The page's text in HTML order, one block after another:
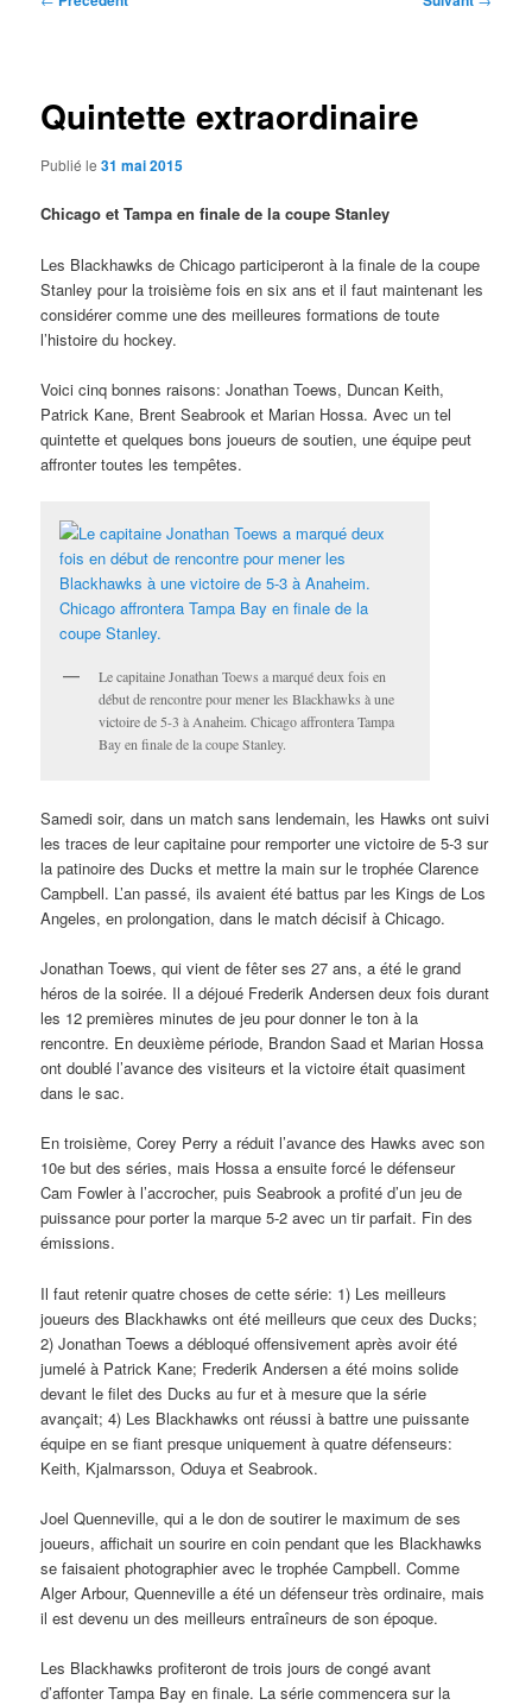
Quintette extraordinaire
Publié le31 mai 2015
Chicago et Tampa en finale de la coupe Stanley
Les Blackhawks de Chicago participeront à la finale de la coupe
Stanley pour la troisième fois en six ans et il faut maintenant les
considérer comme une des meilleures formations de toute
l’histoire du hockey.
Voici cinq bonnes raisons: Jonathan Toews, Duncan Keith,
Patrick Kane, Brent Seabrook et Marian Hossa. Avec un tel
quintette et quelques bons joueurs de soutien, une équipe peut
affronter toutes les tempêtes.
Le capitaine Jonathan Toews a marqué deux fois en
début de rencontre pour mener les Blackhawks à une
victoire de 5-3 à Anaheim. Chicago affrontera Tampa
Bay en finale de la coupe Stanley.
Samedi soir, dans un match sans lendemain, les Hawks ont suivi
les traces de leur capitaine pour remporter une victoire de 5-3 sur
la patinoire des Ducks et mettre la main sur le trophée Clarence
Campbell. L’an passé, ils avaient été battus par les Kings de Los
Angeles, en prolongation, dans le match décisif à Chicago.
Jonathan Toews, qui vient de fêter ses 27 ans, a été le grand
héros de la soirée. Il a déjoué Frederik Andersen deux fois durant
les 12 premières minutes de jeu pour donner le ton à la
rencontre. En deuxième période, Brandon Saad et Marian Hossa
ont doublé l’avance des visiteurs et la victoire était quasiment
dans le sac.
En troisième, Corey Perry a réduit l’avance des Hawks avec son
10e but des séries, mais Hossa a ensuite forcé le défenseur
Cam Fowler à l’accrocher, puis Seabrook a profité d’un jeu de
puissance pour porter la marque 5-2 avec un tir parfait. Fin des
émissions.
Il faut retenir quatre choses de cette série: 1) Les meilleurs
joueurs des Blackhawks ont été meilleurs que ceux des Ducks;
2) Jonathan Toews a débloqué offensivement après avoir été
jumelé à Patrick Kane; Frederik Andersen a été moins solide
devant le filet des Ducks au fur et à mesure que la série
avançait; 4) Les Blackhawks ont réussi à battre une puissante
équipe en se fiant presque uniquement à quatre défenseurs:
Keith, Kjalmarsson, Oduya et Seabrook.
Joel Quenneville, qui a le don de soutirer le maximum de ses
joueurs, affichait un sourire en coin pendant que les Blackhawks
se faisaient photographier avec le trophée Campbell. Comme
Alger Arbour, Quenneville a été un défenseur très ordinaire, mais
il est devenu un des meilleurs entraîneurs de son époque.
Les Blackhawks profiteront de trois jours de congé avant
d’affonter Tampa Bay en finale. La série commencera sur la